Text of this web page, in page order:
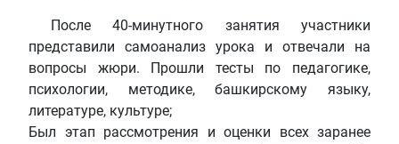
После 40-минутного занятия участники
представили самоанализ урока и отвечали на
вопросы жюри. Прошли тесты по педагогике,
психологии, методике, башкирскому языку,
литературе, культуре;
Был этап рассмотрения и оценки всех заранее